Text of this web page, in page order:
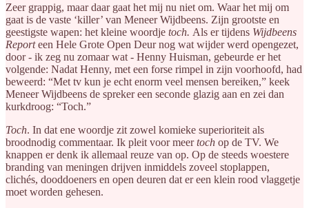
Zeer grappig, maar daar gaat het mij nu niet om. Waar het mij om
gaat is de vaste ‘killer’ van Meneer Wijdbeens. Zijn grootste en
geestigste wapen: het kleine woordje toch. Als er tijdens Wijdbeens
Reporteen Hele Grote Open Deur nog wat wijder werd opengezet,
door - ik zeg nu zomaar wat - Henny Huisman, gebeurde er het
volgende: Nadat Henny, met een forse rimpel in zijn voorhoofd, had
beweerd: “Met tv kun je echt enorm veel mensen bereiken,” keek
Meneer Wijdbeens de spreker een seconde glazig aan en zei dan
kurkdroog: “Toch.”
Toch. In dat ene woordje zit zowel komieke superioriteit als
broodnodig commentaar. Ik pleit voor meertoch op de TV. We
knappen er denk ik allemaal reuze van op. Op de steeds woestere
branding van meningen drijven inmiddels zoveel stoplappen,
clichés, dooddoeners en open deuren dat er een klein rood vlaggetje
moet worden gehesen.